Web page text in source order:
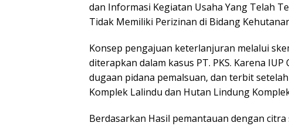
dan Informasi Kegiatan Usaha Yang Telah
Tidak Memiliki Perizinan di Bidang
Konsep pengajuan keterlanjuran melalui
diterapkan dalam kasus PT. PKS. Karena
dugaan pidana pemalsuan, dan terbit
Komplek Lalindu dan Hutan Lindung
Berdasarkan Hasil pemantauan dengan